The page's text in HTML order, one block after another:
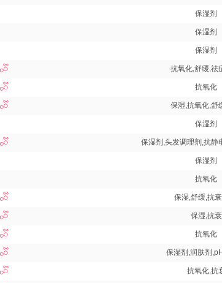
保湿剂
保湿剂
保湿剂
抗氧化,舒缓,祛
抗氧化
保湿,抗氧化,舒
保湿剂
保湿剂,头发调理剂,抗静
保湿剂
抗氧化
保湿,舒缓,抗
保湿,抗衰
抗氧化
保湿剂,润肤剂
抗氧化,抗